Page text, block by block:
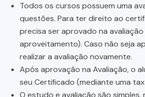
Todos os cursos possuem uma
questões. Para ter direito ao
precisa ser aprovado na
aproveitamento). Caso não seja
realizar a avaliação novamente.
Após aprovação na Avaliação, o
seu Certificado (mediante uma